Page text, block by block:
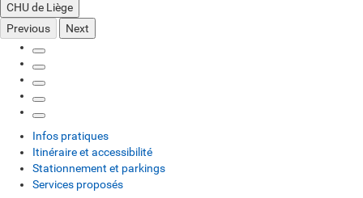
CHU de Liège
Previous
Next
Infos pratiques
Itinéraire et accessibilité
Stationnement et parkings
Services proposés